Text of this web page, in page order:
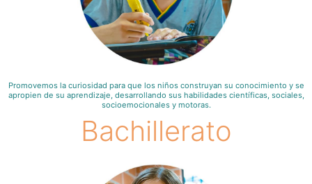
Promovemos la curiosidad para que los niños construyan su conocimiento y se
apropien de su aprendizaje, desarrollando sus habilidades científicas, sociales,
socioemocionales y motoras.
Bachillerato